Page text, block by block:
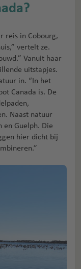
reis in Cobourg,
vertelt ze.
Vanuit haar
uitstapjes.
in. “In het
Canada is. De
Naast natuur
en Guelph. Die
hier dicht bij